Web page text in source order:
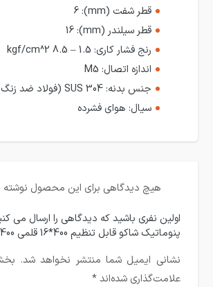
قطر شفت (mm):
6
قطر سیلندر (mm):
16
رنج فشار کاری: 1.5 – 8.5 kgf/cm^2
اندازه اتصال: M5
جنس بدنه:SUS 304 (فولاد ضد زنگ)
سیال: هوای فشرده
هیچ دیدگاهی برای این محصول
اولین نفری باشید که دیدگاهی را ارسال می
پنوماتیک شاکو قابل تنظیم 400*16 قلمی PCA16B400”
نشانی ایمیل شما منتشر نخواهد شد.
علامت‌گذاری شده‌اند*